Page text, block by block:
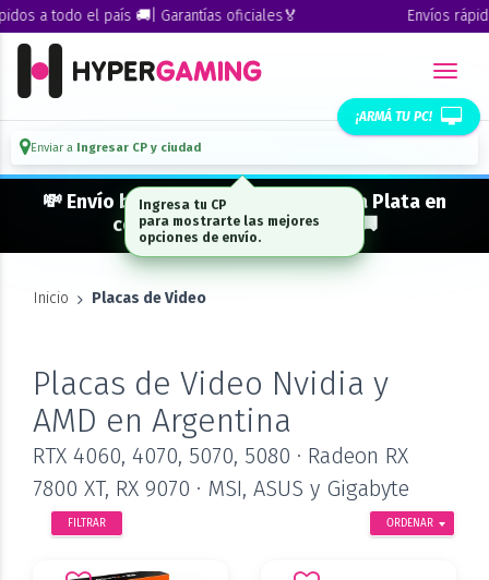
a todo el país 🚚| Garantías oficiales🏅 Envíos
¡ARMÁ TU PC!
Enviar a Ingresar CP y ciudad
💸 Envío bonificado a CABA · GBA · La Plata en
compras desde $ 300.000* 🚚
Inicio Placas de Video
Placas de Video Nvidia y
AMD en Argentina
RTX 4060, 4070, 5070, 5080 · Radeon RX
7800 XT, RX 9070 · MSI, ASUS y Gigabyte
ORDENAR
FILTRAR